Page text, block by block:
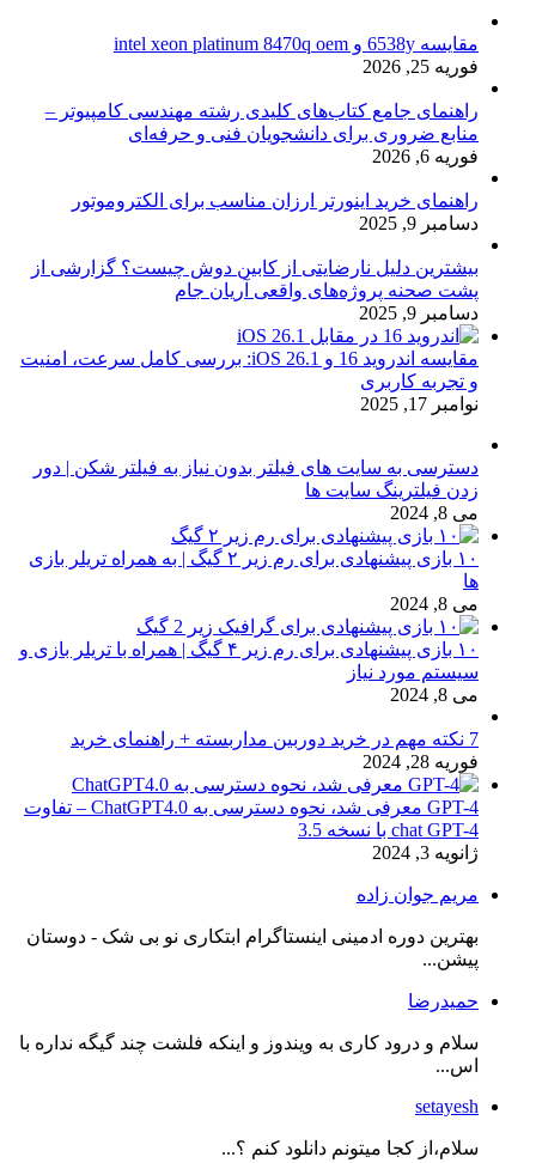
مقایسه 6538y و intel xeon platinum 8470q oem
فوریه 25, 2026
راهنمای جامع کتاب‌های کلیدی رشته مهندسی کامپیوتر –
منابع ضروری برای دانشجویان فنی و حرفه‌ای
فوریه 6, 2026
راهنمای خرید اینورتر ارزان مناسب برای الکتروموتور
دسامبر 9, 2025
بیشترین دلیل نارضایتی از کابین دوش چیست؟ گزارشی از
پشت صحنه پروژه‌های واقعی آریان جام
دسامبر 9, 2025
مقایسه اندروید 16 و iOS 26.1: بررسی کامل سرعت، امنیت
و تجربه کاربری
نوامبر 17, 2025
دسترسی به سایت های فیلتر بدون نیاز به فیلتر شکن | دور
زدن فیلترینگ سایت ها
می 8, 2024
۱۰ بازی پیشنهادی برای رم زیر ۲ گیگ | به همراه تریلر بازی
ها
می 8, 2024
۱۰ بازی پیشنهادی برای رم زیر ۴ گیگ | همراه با تریلر بازی و
سیستم مورد نیاز
می 8, 2024
7 نکته مهم در خرید دوربین مداربسته + راهنمای خرید
فوریه 28, 2024
GPT-4 معرفی شد، نحوه دسترسی به ChatGPT4.0 – تفاوت
chat GPT-4 با نسخه 3.5
ژانویه 3, 2024
مریم جوان زاده
بهترین دوره ادمینی اینستاگرام ابتکاری نو بی شک - دوستان
پیشن...
حمیدرضا
سلام و درود کاری به ویندوز و اینکه فلشت چند گیگه نداره با
اس...
setayesh
سلام،از کجا میتونم دانلود کنم ؟...